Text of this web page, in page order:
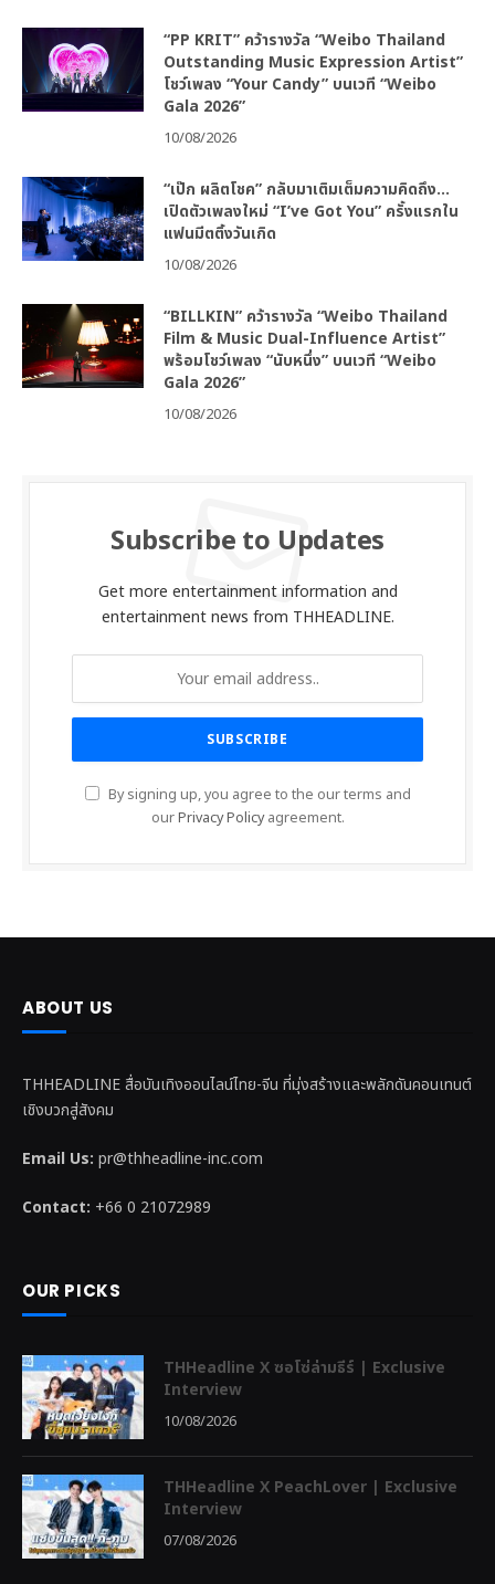
“PP KRIT” คว้ารางวัล “Weibo Thailand
Outstanding Music Expression Artist”
โชว์เพลง “Your Candy” บนเวที “Weibo
Gala 2026”
10/08/2026
“เป๊ก ผลิตโชค” กลับมาเติมเต็มความคิดถึง…
เปิดตัวเพลงใหม่ “I’ve Got You” ครั้งแรกใน
แฟนมีตติ้งวันเกิด
10/08/2026
“BILLKIN” คว้ารางวัล “Weibo Thailand
Film & Music Dual-Influence Artist”
พร้อมโชว์เพลง “นับหนึ่ง” บนเวที “Weibo
Gala 2026”
10/08/2026
Subscribe to Updates
Get more entertainment information and
entertainment news from THHEADLINE.
By signing up, you agree to the our terms and
ourPrivacy Policyagreement.
ABOUT US
THHEADLINE สื่อบันเทิงออนไลน์ไทย-จีน ที่มุ่งสร้างและพลักดันคอนเทนต์
เชิงบวกสู่สังคม
Email Us: pr@thheadline-inc.com
Contact: +66 0 21072989
OUR PICKS
THHeadline X ซอโซ่ล่ามธีร์ | Exclusive
Interview
10/08/2026
THHeadline X PeachLover | Exclusive
Interview
07/08/2026